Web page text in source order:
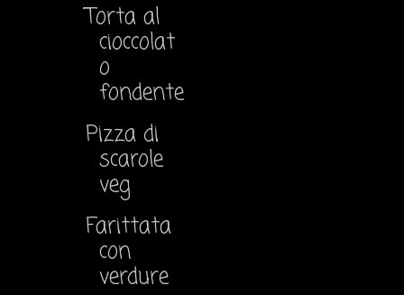
Torta al
cioccolat
o
fondente
Pizza di
scarole
veg
Farittata
con
verdure